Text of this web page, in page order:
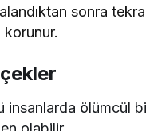
sonra
insanlarda ölümcül